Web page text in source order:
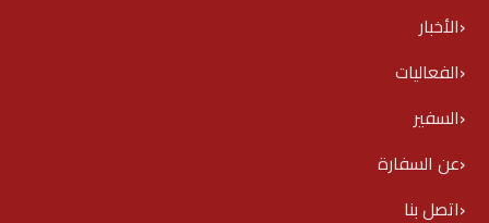
الأخبار
الفعاليات
السفير
عن السفارة
اتصل بنا